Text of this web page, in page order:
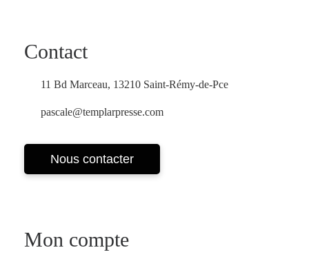
Contact
11 Bd Marceau, 13210 Saint-Rémy-de-Pce
pascale@templarpresse.com
Nous contacter
Mon compte